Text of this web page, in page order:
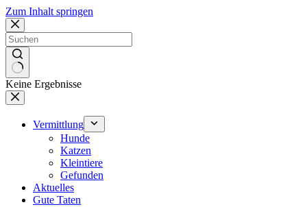
Zum Inhalt springen
Keine Ergebnisse
Vermittlung
Hunde
Katzen
Kleintiere
Gefunden
Aktuelles
Gute Taten